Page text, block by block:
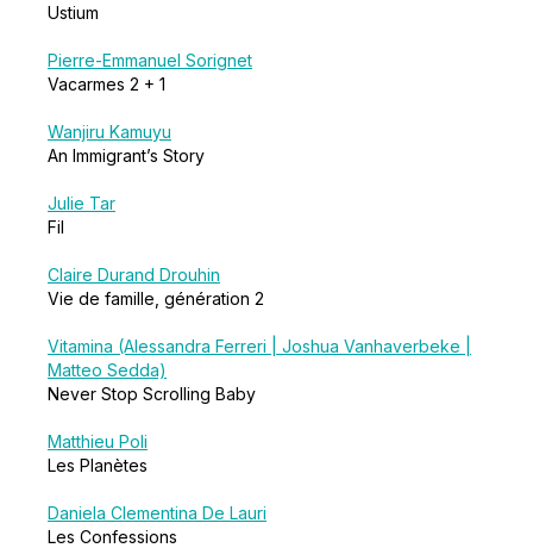
Ustium
Pierre-Emmanuel Sorignet
Vacarmes 2 + 1
Wanjiru Kamuyu
An Immigrant’s Story
Julie Tar
Fil
Claire Durand Drouhin
Vie de famille, génération 2
Vitamina (Alessandra Ferreri | Joshua Vanhaverbeke |
Matteo Sedda)
Never Stop Scrolling Baby
Matthieu Poli
Les Planètes
Daniela Clementina De Lauri
Les Confessions